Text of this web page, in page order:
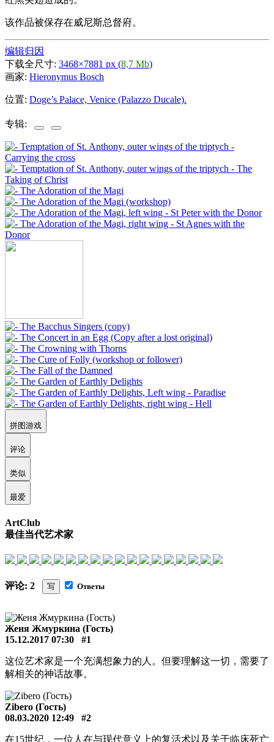
该作品被保存在威尼斯总督府。
编辑归因
下载全尺寸: 3468×7881 px (8,7 Mb)
画家: Hieronymus Bosch
位置: Doge’s Palace, Venice (Palazzo Ducale).
专辑:
拼图游戏
评论
类似
最爱
ArtClub
最佳当代艺术家
评论: 2 写 Ответы
Женя Жмуркина (Гость)
15.12.2017 07:30
#1
这位艺术家是一个充满想象力的人。但要理解这一切，需要了
解相关的神话故事。
Zibero (Гость)
08.03.2020 12:49
#2
在15世纪，一位人在与现代意义上的复活术以及关于临床死亡